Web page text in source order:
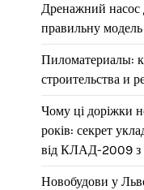
Дренажний насос
правильну модель
Пиломатериалы:
строительства и
Чому ці доріжки
років: секрет
від КЛАД-2009 з
Новобудови у